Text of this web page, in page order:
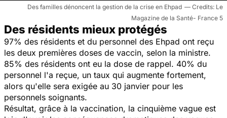
Des familles dénoncent la gestion de la crise en Ehpad
Le
Magazine de la Santé- France 5
Des résidents mieux protégés
97% des résidents et du personnel des Ehpad ont reçu
les deux premières doses de vaccin, selon la ministre.
85% des résidents ont eu la dose de rappel. 40% du
personnel l'a reçue, un taux qui augmente fortement,
alors qu'elle sera exigée au 30 janvier pour les
personnels soignants.
Résultat, grâce à la vaccination, la cinquième vague est